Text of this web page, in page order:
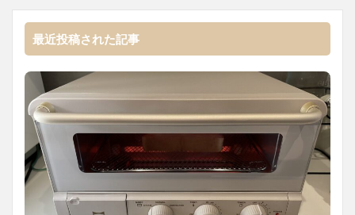
最近投稿された記事